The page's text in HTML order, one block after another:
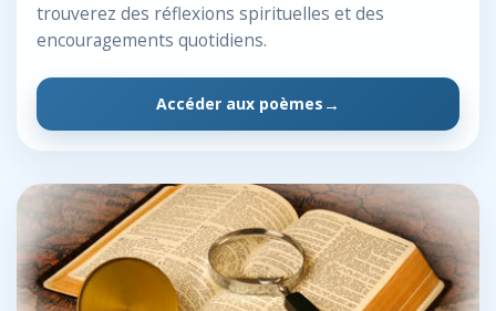
trouverez des réflexions spirituelles et des
encouragements quotidiens.
Accéder aux poèmes